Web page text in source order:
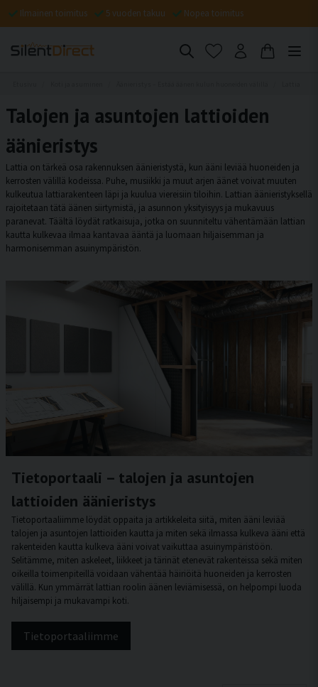
Ilmainen toimitus 5 vuoden takuu Nopea toimitus
Talojen ja asuntojen lattioiden
äänieristys
Lattia on tärkeä osa rakennuksen äänieristystä, kun ääni leviää huoneiden ja
kerrosten välillä kodeissa. Puhe, musiikki ja muut arjen äänet voivat muuten
kulkeutua lattiarakenteen läpi ja kuulua viereisiin tiloihin. Lattian äänieristyksellä
rajoitetaan tätä äänen siirtymistä, ja asunnon yksityisyys ja mukavuus
paranevat. Täältä löydät ratkaisuja, jotka on suunniteltu vähentämään lattian
kautta kulkevaa ilmaa kantavaa ääntä ja luomaan hiljaisemman ja
harmonisemman asuinympäristön.
Tietoportaali – talojen ja asuntojen
lattioiden äänieristys
Tietoportaaliimme löydät oppaita ja artikkeleita siitä, miten ääni leviää
talojen ja asuntojen lattioiden kautta ja miten sekä ilmassa kulkeva ääni että
rakenteiden kautta kulkeva ääni voivat vaikuttaa asuinympäristöön.
Selitämme, miten askeleet, liikkeet ja tärinät etenevät rakenteissa sekä miten
oikeilla toimenpiteillä voidaan vähentää häiriöitä huoneiden ja kerrosten
välillä. Kun ymmärrät lattian roolin äänen leviämisessä, on helpompi luoda
hiljaisempi ja mukavampi koti.
Tietoportaaliimme